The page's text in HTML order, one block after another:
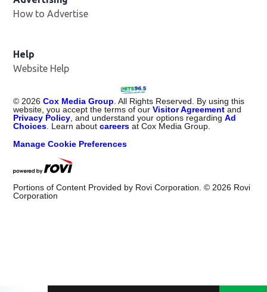
How to Advertise
Help
Website Help
©2026 Cox Media Group. All Rights Reserved. By using this
website, you accept the terms of ourVisitor Agreement and
Privacy Policy, and understand your options regardingAd
Choices. Learn aboutcareers at Cox Media Group.
Manage Cookie Preferences
Portions of Content Provided by Rovi Corporation. ©2026 Rovi
Corporation